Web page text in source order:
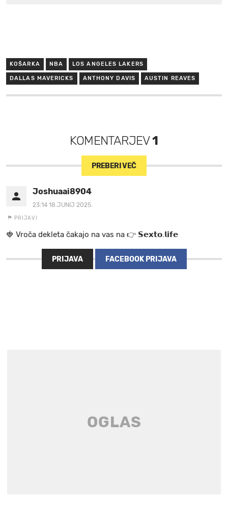
KOŠARKA NBA LOS ANGELES LAKERS
DALLAS MAVERICKS ANTHONY DAVIS AUSTIN REAVES
KOMENTARJEV1
PREBERI VEČ
Joshuaai8904
23:14 18.JUNIJ 2025.
PRIJAVI
🍓 V r o č a d e k l e t a ča k a jo na va s n a 👉 𝗦𝗲𝘅𝘁𝗼.𝗹𝗶𝗳𝗲
PRIJAVA FACEBOOK PRIJAVA